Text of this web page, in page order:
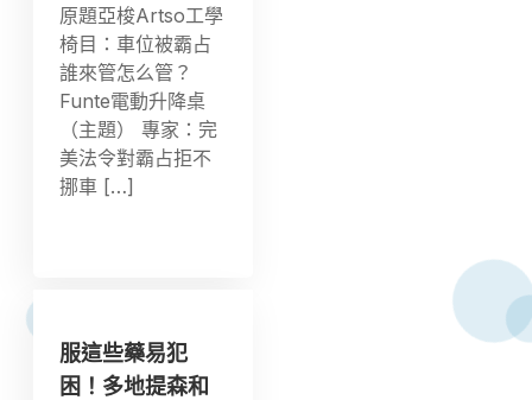
原題亞梭Artso工學
椅目：車位被霸占
誰來管怎么管？
Funte電動升降桌
（主題） 專家：完
美法令對霸占拒不
挪車 […]
服這些藥易犯
困！多地提森和